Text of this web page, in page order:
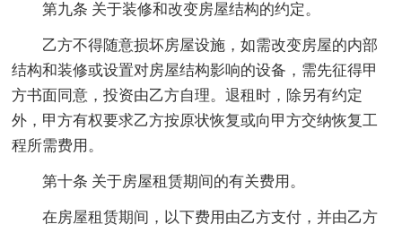
第九条 关于装修和改变房屋结构的约定。
乙方不得随意损坏房屋设施，如需改变房屋的内部
结构和装修或设置对房屋结构影响的设备，需先征得甲
方书面同意，投资由乙方自理。退租时，除另有约定
外，甲方有权要求乙方按原状恢复或向甲方交纳恢复工
程所需费用。
第十条 关于房屋租赁期间的有关费用。
在房屋租赁期间，以下费用由乙方支付，并由乙方